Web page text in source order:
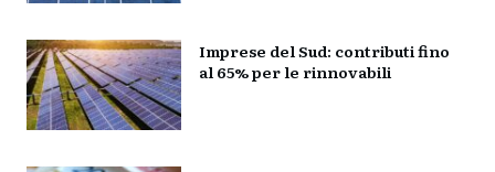
Imprese del Sud: contributi fino
al 65% per le rinnovabili